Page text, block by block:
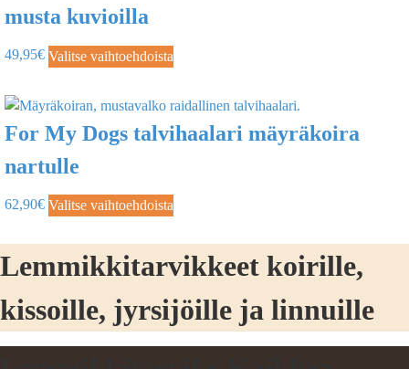
musta kuvioilla
49,95€ Valitse vaihtoehdoista
For My Dogs talvihaalari mäyräkoira
nartulle
62,90€ Valitse vaihtoehdoista
Lemmikkitarvikkeet koirille,
kissoille, jyrsijöille ja linnuille